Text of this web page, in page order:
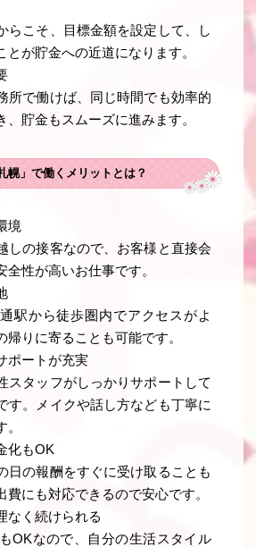
らこそ、目標金額を設定して、し
とが貯金への近道になります。
所で働けば、同じ時間でも効率的
、貯金もスムーズに進みます。
幌」で働くメリットとは？
境
しの接客なので、お客様と直接会
全性が高いお仕事です。
駅から徒歩圏内でアクセスがよ
帰りに寄ることも可能です。
ポートが充実
スタッフがしっかりサポートして
す。メイクや話し方なども丁寧に
化もOK
日の報酬をすぐに受け取ることも
費にも対応できるので安心です。
なく続けられる
OKなので、自分の生活スタイル